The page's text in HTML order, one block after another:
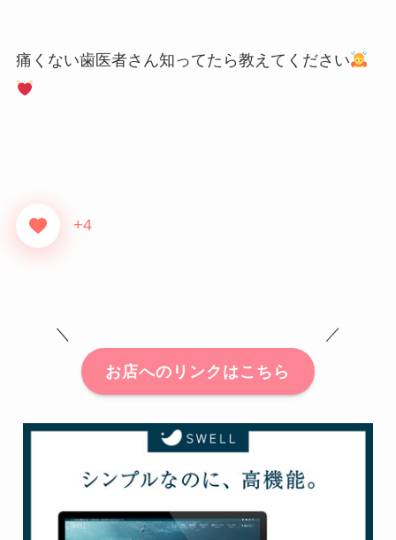
痛くない歯医者さん知ってたら教えてください
+4
＼ ／
お店へのリンクはこちら